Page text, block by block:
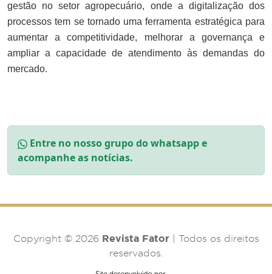
gestão no setor agropecuário, onde a digitalização dos
processos tem se tornado uma ferramenta estratégica para
aumentar a competitividade, melhorar a governança e
ampliar a capacidade de atendimento às demandas do
mercado.
Entre no nosso grupo do whatsapp e
acompanhe as notícias.
Copyright © 2026 Revista Fator| Todos os direitos
reservados.